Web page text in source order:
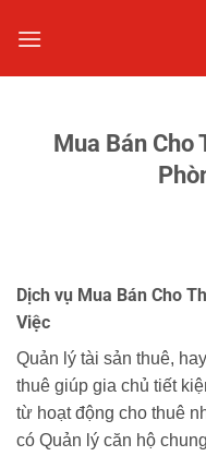
qua
Mua Bán Cho
Dịch vụ Mua Bán Cho
Việc
Quản lý tài sản thuê,
thuê giúp gia chủ tiết
từ hoạt động cho thuê
có Quản lý căn hộ